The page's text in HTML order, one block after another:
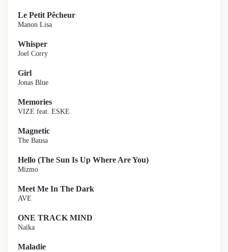
Le Petit Pêcheur
Manon Lisa
Whisper
Joel Corry
Girl
Jonas Blue
Memories
VIZE feat. ESKE
Magnetic
The Bausa
Hello (The Sun Is Up Where Are You)
Mizmo
Meet Me In The Dark
AVE
ONE TRACK MIND
Naïka
Maladie